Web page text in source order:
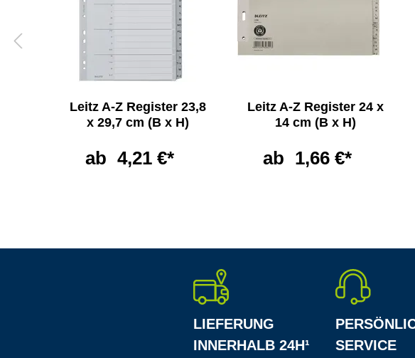
Leitz A-Z Register 23,8
x 29,7 cm (B x H)
ab 4,21 €*
Leitz A-Z Register 24 x
14 cm (B x H)
ab 1,66 €*
LIEFERUNG
INNERHALB 24H¹
SERVICE